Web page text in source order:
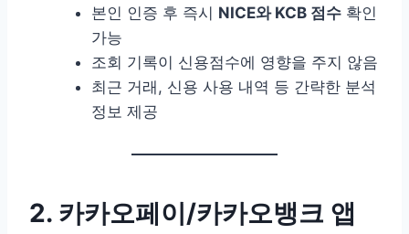
본인 인증 후 즉시 NICE와 KCB 점수 확인
가능
조회 기록이 신용점수에 영향을 주지 않음
최근 거래, 신용 사용 내역 등 간략한 분석
정보 제공
2. 카카오페이/카카오뱅크 앱